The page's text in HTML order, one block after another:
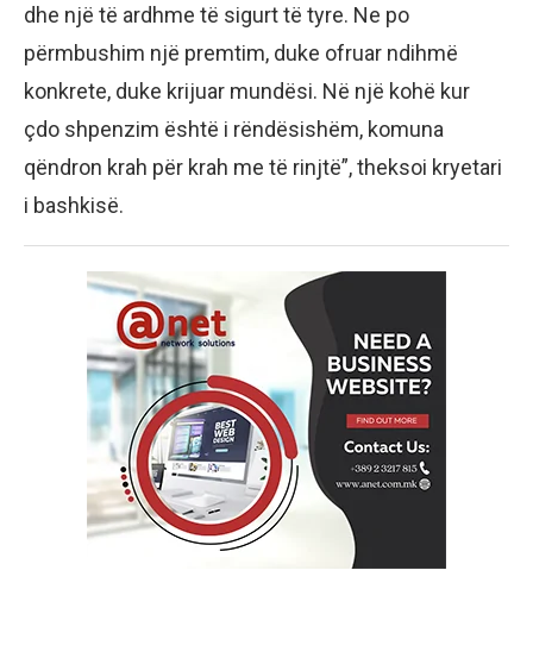
dhe një të ardhme të sigurt të tyre. Ne po
përmbushim një premtim, duke ofruar ndihmë
konkrete, duke krijuar mundësi. Në një kohë kur
çdo shpenzim është i rëndësishëm, komuna
qëndron krah për krah me të rinjtë”, theksoi kryetari
i bashkisë.